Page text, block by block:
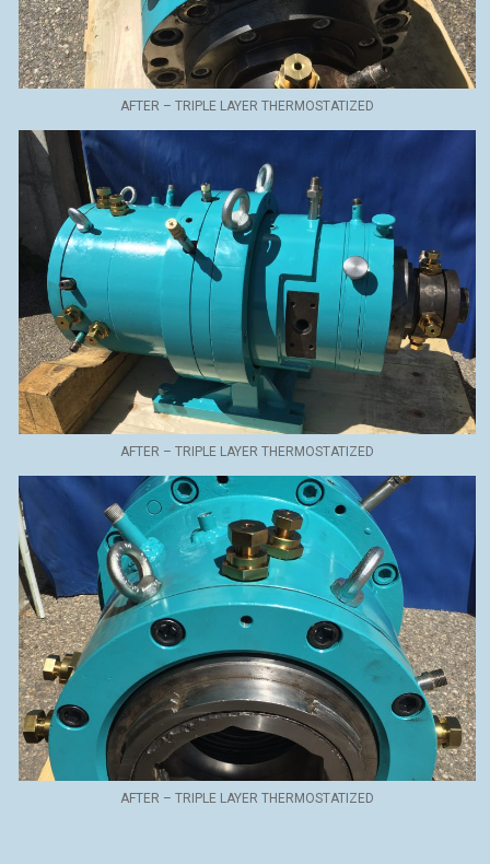
AFTER – TRIPLE LAYER THERMOSTATIZED
AFTER – TRIPLE LAYER THERMOSTATIZED
AFTER – TRIPLE LAYER THERMOSTATIZED